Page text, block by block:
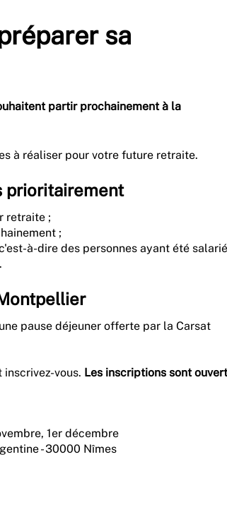
sa
partir prochainement à la
à réaliser pour votre future retraite.
prioritairement
retraite ;
;
à-dire des personnes ayant été
pause déjeuner offerte par la Carsat
vous. Les inscriptions sont
1er décembre
- 30000 Nîmes